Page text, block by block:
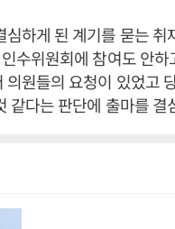
하게 된 계기를 묻는
수위원회에 참여도 안
원들의 요청이 있었고
같다는 판단에 출마를